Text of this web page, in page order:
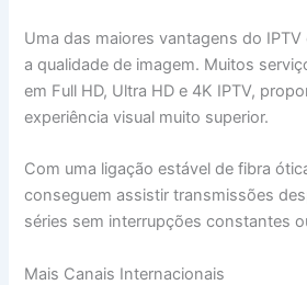
Uma das maiores vantagens do
a qualidade de imagem. Muitos
em Full HD, Ultra HD e 4K IPTV,
experiência visual muito superior.
Com uma ligação estável de fibra
conseguem assistir transmissões
séries sem interrupções constantes
Mais Canais Internacionais